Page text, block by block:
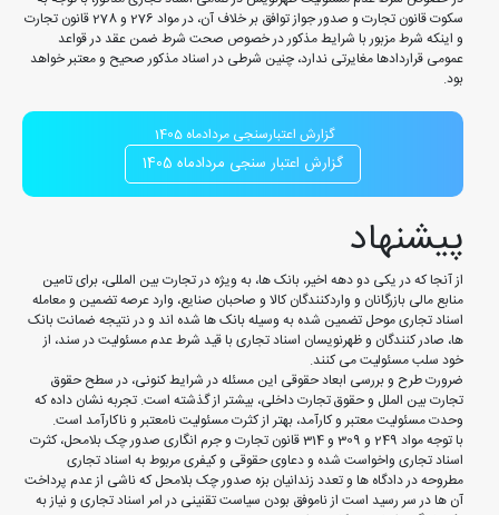
سکوت قانون تجارت و صدور جواز توافق بر خلاف آن، در مواد 276 و 278 قانون تجارت
و اینکه شرط مزبور با شرایط مذکور در خصوص صحت شرط ضمن عقد در قواعد
عمومی قراردادها مغایرتی ندارد، چنین شرطی در اسناد مذکور صحیح و معتبر خواهد
بود.
گزارش اعتبارسنجی مردادماه 1405
گزارش اعتبار سنجی مردادماه 1405
پیشنهاد
از آنجا که در یکی دو دهه اخیر، بانک ها، به ویژه در تجارت بین المللی، برای تامین
منابع مالی بازرگانان و واردکنندگان کالا و صاحبان صنایع، وارد عرصه تضمین و معامله
اسناد تجاری موحل تضمین شده به وسیله بانک ها شده اند و در نتیجه ضمانت بانک
ها، صادر کنندگان و ظهرنویسان اسناد تجاری با قید شرط عدم مسئولیت در سند، از
خود سلب مسئولیت می کنند.
ضرورت طرح و بررسی ابعاد حقوقی این مسئله در شرایط کنونی، در سطح حقوق
تجارت بین الملل و حقوق تجارت داخلی، بیشتر از گذشته است. تجربه نشان داده که
وحدت مسئولیت معتبر و کارآمد، بهتر از کثرت مسئولیت نامعتبر و ناکارآمد است.
با توجه مواد 249 و 309 و 314 قانون تجارت و جرم انگاری صدور چک بلامحل، کثرت
اسناد تجاری واخواست شده و دعاوی حقوقی و کیفری مربوط به اسناد تجاری
مطروحه در دادگاه ها و تعدد زندانیان بزه صدور چک بلامحل که ناشی از عدم پرداخت
آن ها در سر رسید است از ناموفق بودن سیاست تقنینی در امر اسناد تجاری و نیاز به